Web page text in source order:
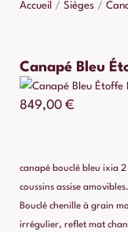
Accueil / Sièges /
Canapé Bleu
849,00 €
canapé bouclé bleu ixia
coussins assise amovibles.
Bouclé chenille à grain
irrégulier, reflet mat